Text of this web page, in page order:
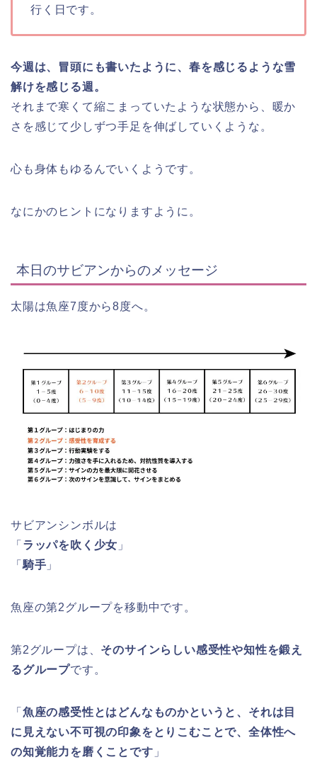
行く日です。
今週は、冒頭にも書いたように、春を感じるような雪
解けを感じる週。
それまで寒くて縮こまっていたような状態から、暖か
さを感じて少しずつ手足を伸ばしていくような。
心も身体もゆるんでいくようです。
なにかのヒントになりますように。
本日のサビアンからのメッセージ
太陽は魚座7度から8度へ。
サビアンシンボルは
「 ラッパを吹く少女 」
「 騎手 」
魚座の第2グループを移動中です。
第2グループは、 そのサインらしい感受性や知性を鍛え
るグループです。
「 魚座の感受性とはどんなものかというと、それは目
に見えない不可視の印象をとりこむことで、全体性へ
の知覚能力を磨くことです 」